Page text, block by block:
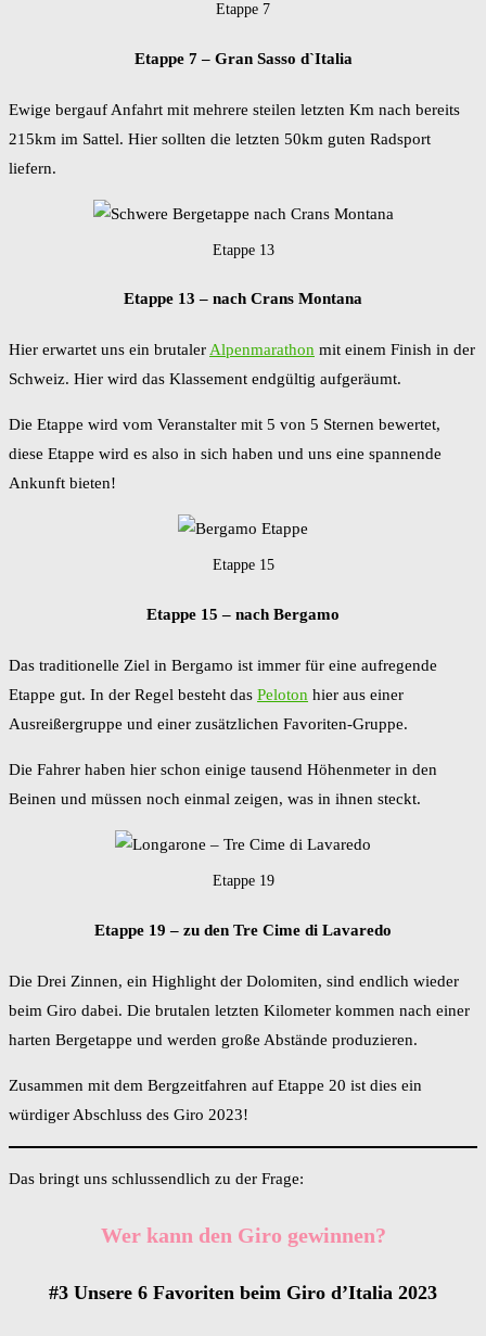
Etappe 7
Etappe 7 – Gran Sasso d`Italia
Ewige bergauf Anfahrt mit mehrere steilen letzten Km nach bereits
215km im Sattel. Hier sollten die letzten 50km guten Radsport
liefern.
Etappe 13
Etappe 13 – nach Crans Montana
Hier erwartet uns ein brutalerAlpenmarathon mit einem Finish in der
Schweiz. Hier wird das Klassement endgültig aufgeräumt.
Die Etappe wird vom Veranstalter mit 5 von 5 Sternen bewertet,
diese Etappe wird es also in sich haben und uns eine spannende
Ankunft bieten!
Etappe 15
Etappe 15 – nach Bergamo
Das traditionelle Ziel in Bergamo ist immer für eine aufregende
Etappe gut. In der Regel besteht das Peloton hier aus einer
Ausreißergruppe und einer zusätzlichen Favoriten-Gruppe.
Die Fahrer haben hier schon einige tausend Höhenmeter in den
Beinen und müssen noch einmal zeigen, was in ihnen steckt.
Etappe 19
Etappe 19 – zu den Tre Cime di Lavaredo
Die Drei Zinnen, ein Highlight der Dolomiten, sind endlich wieder
beim Giro dabei. Die brutalen letzten Kilometer kommen nach einer
harten Bergetappe und werden große Abstände produzieren.
Zusammen mit dem Bergzeitfahren auf Etappe 20 ist dies ein
würdiger Abschluss des Giro 2023!
Das bringt uns schlussendlich zu der Frage:
Wer kann den Giro gewinnen?
#3 Unsere 6 Favoriten beim Giro d’Italia 2023